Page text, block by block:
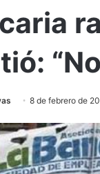
8 de febrero de